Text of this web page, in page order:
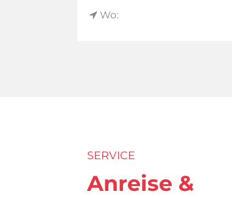
Wo:
SERVICE
Anreise &